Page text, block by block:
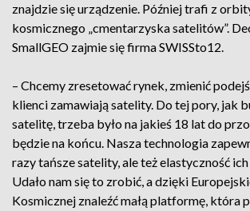
znajdzie się urządzenie. Później trafi z
kosmicznego „cmentarzyska satelitów”.
SmallGEO zajmie się firma SWISSto12.
– Chcemy zresetować rynek, zmienić
klienci zamawiają satelity. Do tej pory, jak
satelitę, trzeba było na jakieś 18 lat do
będzie na końcu. Nasza technologia
razy tańsze satelity, ale też elastyczność
Udało nam się to zrobić, a dzięki
Kosmicznej znaleźć małą platformę, która